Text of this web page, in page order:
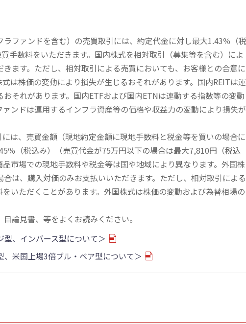
ファンドを含む）の売買取引には、約定代金に対し最大1.43％（税
手数料をいただきます。国内株式を相対取引（募集等を含む）によ
ます。ただし、相対取引による売買においても、お客様との合意に
は株価の変動により損失が生じるおそれがあります。国内REITは運
それがあります。国内ETFおよび国内ETNは連動する指数等の変動
ンドは運用するインフラ資産等の価格や収益力の変動により損失が
は、売買金額（現地約定金額に現地手数料と税金等を買いの場合に
％（税込み）（売買代金が75万円以下の場合は最大7,810円（税込
市場での現地手数料や税金等は国や地域により異なります。外国株
は、購入対価のみお支払いいただきます。ただし、相対取引による
いただくことがあります。外国株式は株価の変動および為替相場の
論見書、等をよくお読みください。
、インバース型について＞
米国上場3倍ブル・ベア型について＞